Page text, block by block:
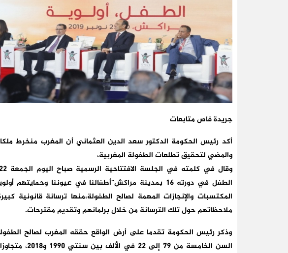
جريدة فاص متابعات
أكد رئيس الحكومة الدكتور سعد الدين العثماني أن المغرب منخرط
والمضي لتحقيق تطلعات الطفولة المغربية،
الطفل في دورته 16 بمدينة مراكش”أطفالنا في عيوننا
المكتسبات والإنجازات المهمة لصالح الطفولة،منها ترسانة قانونية
ملاحظاتهم حول تلك الترسانة من خلال برلمانهم وتقديم مقترحات.
وذكر رئيس الحكومة تقدما على أرض الواقع حققه المغرب لصالح
السن الخامسة من